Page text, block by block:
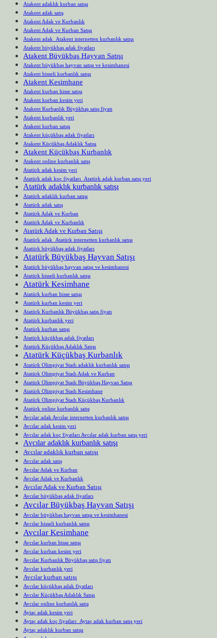
Atakent adaklık kurban satışı
Atakent adak satış
Atakent Adak ve Kurbanlık
Atakent Adak ve Kurban Satışı
Atakent adak Atakent internetten kurbanlık satışı
Atakent büyükbaş adak fiyatları
Atakent Büyükbaş Hayvan Satışı
Atakent büyükbaş hayvan satışı ve kesimhanesi
Atakent hisseli kurbanlık satışı
Atakent Kesimhane
Atakent kurban hisse satışı
Atakent kurban kesim yeri
Atakent Kurbanlık Büyükbaş satış fiyatı
Atakent kurbanlık yeri
Atakent kurban satışı
Atakent küçükbaş adak fiyatları
Atakent Küçükbaş Adaklık Satışı
Atakent Küçükbaş Kurbanlık
Atakent online kurbanlık satış
Atatürk adak kesim yeri
Atatürk adak koç fiyatları Atatürk adak kurban satış yeri
Atatürk adaklık kurbanlık satışı
Atatürk adaklık kurban satışı
Atatürk adak satış
Atatürk Adak ve Kurban
Atatürk Adak ve Kurbanlık
Atatürk Adak ve Kurban Satışı
Atatürk adak Atatürk internetten kurbanlık satışı
Atatürk büyükbaş adak fiyatları
Atatürk Büyükbaş Hayvan Satışı
Atatürk büyükbaş hayvan satışı ve kesimhanesi
Atatürk hisseli kurbanlık satışı
Atatürk Kesimhane
Atatürk kurban hisse satışı
Atatürk kurban kesim yeri
Atatürk Kurbanlık Büyükbaş satış fiyatı
Atatürk kurbanlık yeri
Atatürk kurban satışı
Atatürk küçükbaş adak fiyatları
Atatürk Küçükbaş Adaklık Satışı
Atatürk Küçükbaş Kurbanlık
Atatürk Olimpiyat Stadı adaklık kurbanlık satışı
Atatürk Olimpiyat Stadı Adak ve Kurban
Atatürk Olimpiyat Stadı Büyükbaş Hayvan Satışı
Atatürk Olimpiyat Stadı Kesimhane
Atatürk Olimpiyat Stadı Küçükbaş Kurbanlık
Atatürk online kurbanlık satış
Avcılar adak Avcılar internetten kurbanlık satışı
Avcılar adak kesim yeri
Avcılar adak koç fiyatları Avcılar adak kurban satış yeri
Avcılar adaklık kurbanlık satışı
Avcılar adaklık kurban satışı
Avcılar adak satış
Avcılar Adak ve Kurban
Avcılar Adak ve Kurbanlık
Avcılar Adak ve Kurban Satışı
Avcılar büyükbaş adak fiyatları
Avcılar Büyükbaş Hayvan Satışı
Avcılar büyükbaş hayvan satışı ve kesimhanesi
Avcılar hisseli kurbanlık satışı
Avcılar Kesimhane
Avcılar kurban hisse satışı
Avcılar kurban kesim yeri
Avcılar Kurbanlık Büyükbaş satış fiyatı
Avcılar kurbanlık yeri
Avcılar kurban satışı
Avcılar küçükbaş adak fiyatları
Avcılar Küçükbaş Adaklık Satışı
Avcılar online kurbanlık satış
Aytaç adak kesim yeri
Aytaç adak koç fiyatları Aytaç adak kurban satış yeri
Aytaç adaklık kurban satışı